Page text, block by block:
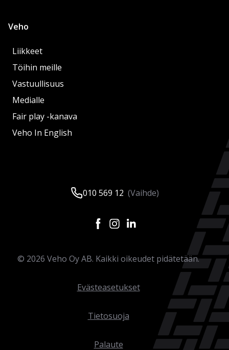
Veho
Liikkeet
Töihin meille
Vastuullisuus
Medialle
Fair play -kanava
Veho In English
010 569 12 (Vaihde)
© 2026 Veho Oy AB. Kaikki oikeudet pidätetään.
Evästeasetukset
Tietosuoja
Palaute